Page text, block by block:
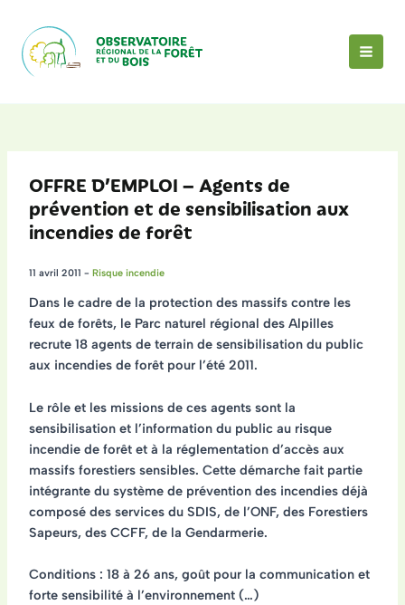
contenu
OFFRE D’EMPLOI – Agents de
prévention et de sensibilisation aux
incendies de forêt
11 avril 2011 - Risque incendie
Dans le cadre de la protection des massifs contre les
feux de forêts, le Parc naturel régional des Alpilles
recrute 18 agents de terrainde sensibilisation du public
aux incendies de forêt pour l’été 2011.
Le rôle et les missions de ces agents sont la
sensibilisation et l’information du public au risque
incendie de forêt et à la réglementation d’accès aux
massifs forestiers sensibles. Cette démarche fait partie
intégrante du système de prévention des incendies déjà
composé des services du SDIS, de l’ONF, des Forestiers
Sapeurs, des CCFF, de la Gendarmerie.
Conditions : 18 à 26 ans, goût pour la communication et
forte sensibilité à l’environnement (…)